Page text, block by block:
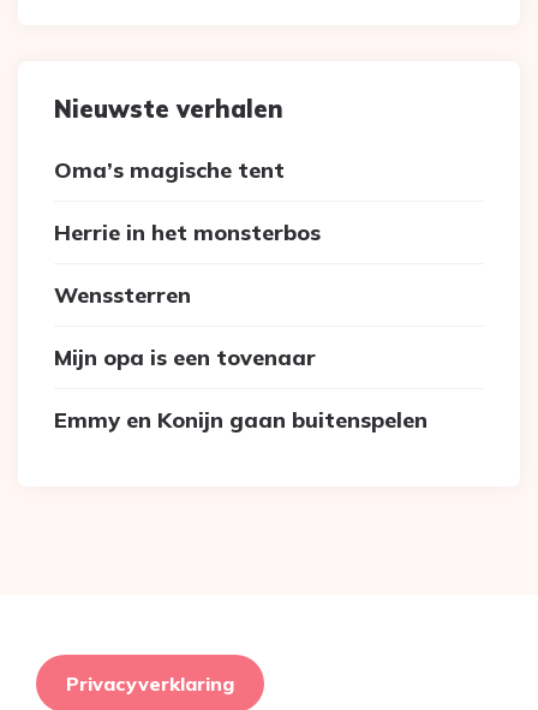
Nieuwste verhalen
Oma’s magische tent
Herrie in het monsterbos
Wenssterren
Mijn opa is een tovenaar
Emmy en Konijn gaan buitenspelen
Privacyverklaring